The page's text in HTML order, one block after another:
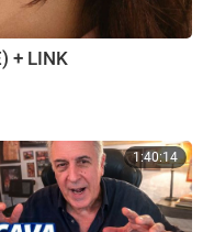
+ LINK
1:40:14